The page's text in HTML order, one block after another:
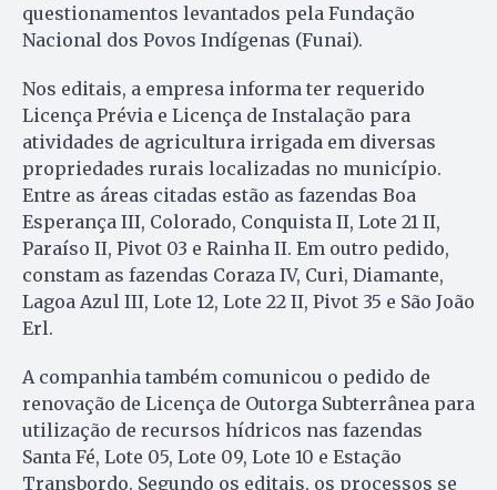
questionamentos levantados pela Fundação
Nacional dos Povos Indígenas (Funai).
Nos editais, a empresa informa ter requerido
Licença Prévia e Licença de Instalação para
atividades de agricultura irrigada em diversas
propriedades rurais localizadas no município.
Entre as áreas citadas estão as fazendas Boa
Esperança III, Colorado, Conquista II, Lote 21 II,
Paraíso II, Pivot 03 e Rainha II. Em outro pedido,
constam as fazendas Coraza IV, Curi, Diamante,
Lagoa Azul III, Lote 12, Lote 22 II, Pivot 35 e São João
Erl.
A companhia também comunicou o pedido de
renovação de Licença de Outorga Subterrânea para
utilização de recursos hídricos nas fazendas
Santa Fé, Lote 05, Lote 09, Lote 10 e Estação
Transbordo. Segundo os editais, os processos se